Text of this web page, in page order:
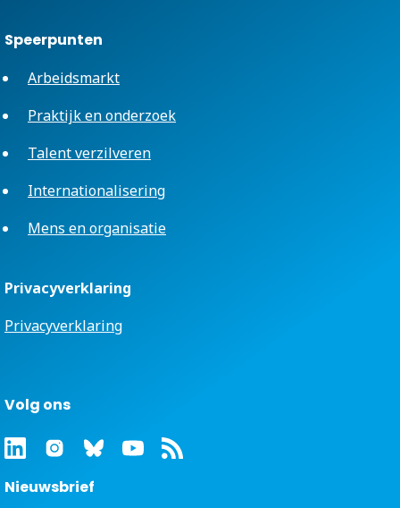
Speerpunten
Arbeidsmarkt
Praktijk en onderzoek
Talent verzilveren
Internationalisering
Mens en organisatie
Privacyverklaring
Privacyverklaring
Volg ons
Nieuwsbrief